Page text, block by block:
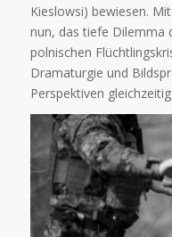
Kieslowsi) bewiesen.
nun, das tiefe Dilemma
polnischen
Dramaturgie und
Perspektiven